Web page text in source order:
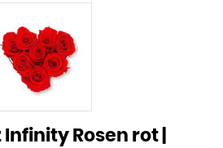
Infinity Rosen rot |